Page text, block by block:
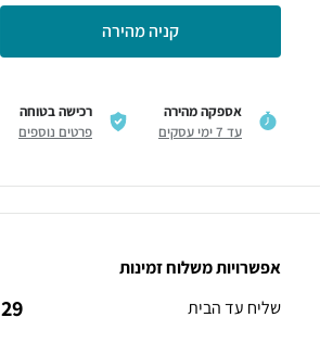
קניה מהירה
אספקה מהירה
עד 7 ימי עסקים
רכישה בטוחה
פרטים נוספים
אפשרויות משלוח זמינות
שליח עד הבית
29 ₪